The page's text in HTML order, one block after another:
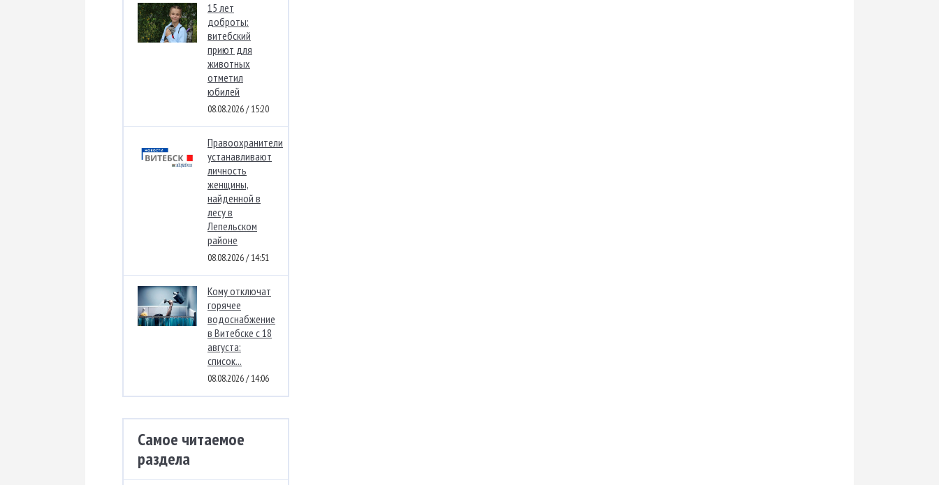
15 лет
доброты:
витебский
приют для
животных
отметил
юбилей
08.08.2026 / 15:20
Правоохранители
устанавливают
личность
женщины,
найденной в
лесу в
Лепельском
районе
08.08.2026 / 14:51
Кому отключат
горячее
водоснабжение
в Витебске с 18
августа:
список...
08.08.2026 / 14:06
Самое читаемое
раздела